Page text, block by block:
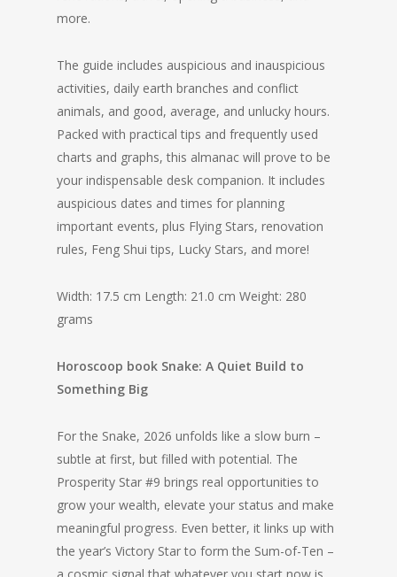
more.
The guide includes auspicious and inauspicious
activities, daily earth branches and conflict
animals, and good, average, and unlucky hours.
Packed with practical tips and frequently used
charts and graphs, this almanac will prove to be
your indispensable desk companion. It includes
auspicious dates and times for planning
important events, plus Flying Stars, renovation
rules, Feng Shui tips, Lucky Stars, and more!
Width: 17.5 cm Length: 21.0 cm Weight: 280
grams
Horoscoop book Snake: A Quiet Build to
Something Big
For the Snake, 2026 unfolds like a slow burn –
subtle at first, but filled with potential. The
Prosperity Star #9 brings real opportunities to
grow your wealth, elevate your status and make
meaningful progress. Even better, it links up with
the year’s Victory Star to form the Sum-of-Ten –